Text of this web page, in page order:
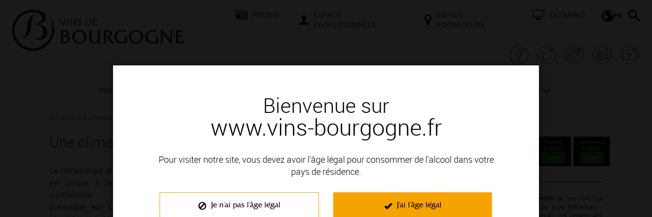
Bienvenue sur
www.vins-bourgogne.fr
Pour visiter notre site, vous devez avoir l'âge légal pour consommer de l'alcool dans votre
pays de résidence.
Je n'ai pas l'âge légal J'ai l'âge légal
FR
Une climatologie propice à la production de vins d’exception
Twitter is
disabled.
Accept
Facebook is
disabled.
Accept
Une climatologie propice à la production de vins d’exception
La climatologie du vignoble de Bourgogne
est unique. A la croisée des influences
continentale, méditerranéenne et
océanique, elle confère à ses vins une
Des conditions climatiques incomparables
identité de ses vins. Le
vignoble bourguignon se trouve précisément au milieu de trois influences :